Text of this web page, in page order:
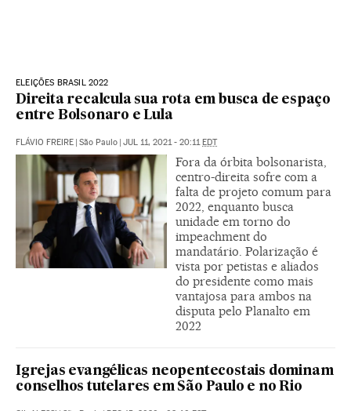
ELEIÇÕES BRASIL 2022
Direita recalcula sua rota em busca de espaço
entre Bolsonaro e Lula
FLÁVIO FREIRE São Paulo JUL 11, 2021 - 20:11 EDT
Fora da órbita bolsonarista,
centro-direita sofre com a
falta de projeto comum para
2022, enquanto busca
unidade em torno do
impeachment do
mandatário. Polarização é
vista por petistas e aliados
do presidente como mais
vantajosa para ambos na
disputa pelo Planalto em
2022
Igrejas evangélicas neopentecostais dominam
conselhos tutelares em São Paulo e no Rio